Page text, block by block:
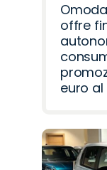
offre
euro al